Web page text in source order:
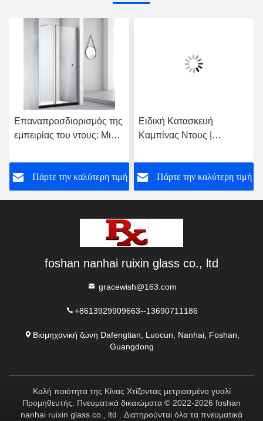
Επαναπροσδιορισμός της
εμπειρίας του ντους: Μια
εξατομικευμένα ντους
Πάρτε την καλύτερη τιμή
Ειδική Κατασκευή
Καμπίνας Ντους |
Καμπυλότητα του Χώρου,
Ενσωματώνοντας
Μινιμαλιστική Αισθητική
Πάρτε την καλύτερη τιμή
foshan nanhai ruixin glass co., ltd
gracewish@163.com
+8613929909663--13690711186
Βιομηχανική ζώνη Dafengtian, Luocun, Nanhai, Foshan,
Guangdong
Καλή ποιότητα της Κίνας Χτίζοντας μετριασμένο γυαλί
Προμηθευτής. Πνευματικά δικαιώματα © 2022-2026 foshan
nanhai ruixin glass co., ltd . Διατηρούνται όλα τα πνευματικά